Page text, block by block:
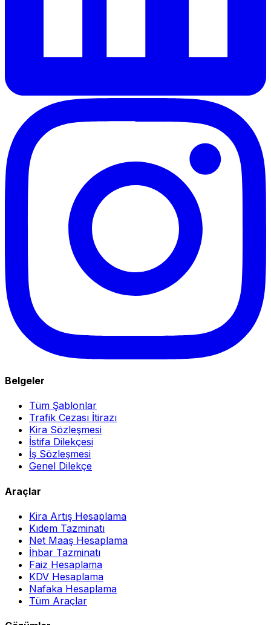
Belgeler
Tüm Şablonlar
Trafik Cezası İtirazı
Kira Sözleşmesi
İstifa Dilekçesi
İş Sözleşmesi
Genel Dilekçe
Araçlar
Kira Artış Hesaplama
Kıdem Tazminatı
Net Maaş Hesaplama
İhbar Tazminatı
Faiz Hesaplama
KDV Hesaplama
Nafaka Hesaplama
Tüm Araçlar